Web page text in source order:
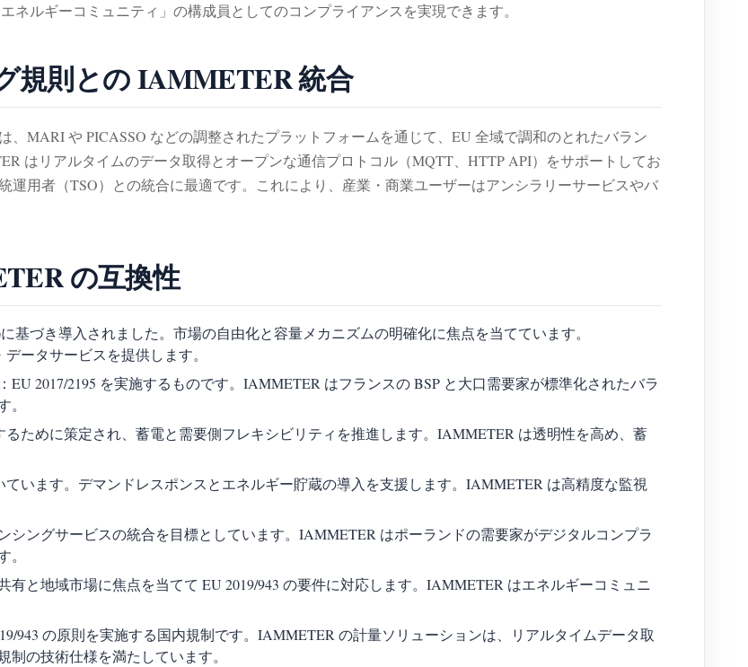
ルギーコミュニティ」の構成員としてのコンプライアンスを実現できます。
規則との IAMMETER 統合
、MARI や PICASSO などの調整されたプラットフォームを通じて、EU 全域で調和のとれたバラン
はリアルタイムのデータ取得とオープンな通信プロトコル（MQTT、HTTP API）をサポートしてお
運用者（TSO）との統合に最適です。これにより、産業・商業ユーザーはアンシラリーサービスやバ
の互換性
に基づき導入されました。市場の自由化と容量メカニズムの明確化に焦点を当てています。
ータサービスを提供します。
：EU 2017/2195 を実施するものです。IAMMETER はフランスの BSP と大口需要家が標準化されたバラ
るために策定され、蓄電と需要側フレキシビリティを推進します。IAMMETER は透明性を高め、蓄
ています。デマンドレスポンスとエネルギー貯蔵の導入を支援します。IAMMETER は高精度な監視
シングサービスの統合を目標としています。IAMMETER はポーランドの需要家がデジタルコンプラ
有と地域市場に焦点を当てて EU 2019/943 の要件に対応します。IAMMETER はエネルギーコミュニ
943 の原則を実施する国内規制です。IAMMETER の計量ソリューションは、リアルタイムデータ取
の技術仕様を満たしています。